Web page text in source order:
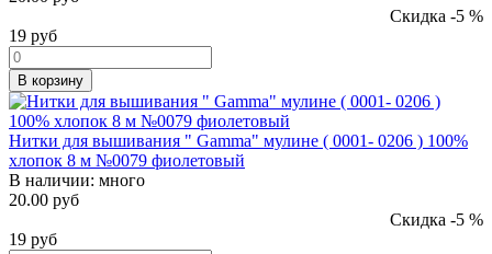
Скидка -5 %
19 руб
В корзину
Нитки для вышивания " Gamma" мулине ( 0001- 0206 ) 100%
хлопок 8 м №0079 фиолетовый
В наличии: много
20.00 руб
Скидка -5 %
19 руб